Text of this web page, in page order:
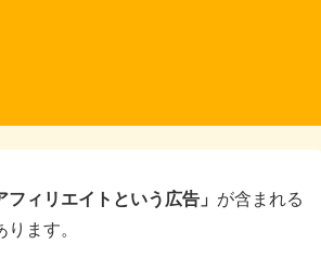
フィリエイトという広告」 が含まれる
ます。